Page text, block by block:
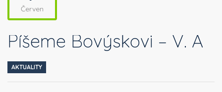
Červen
Píšeme Bovýskovi – V. A
AKTUALITY